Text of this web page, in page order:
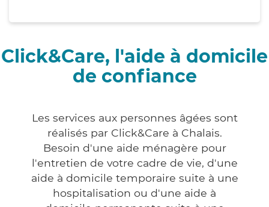
Click&Care, l'aide à domicile
de confiance
Les services aux personnes âgées sont
réalisés par Click&Care à Chalais.
Besoin d'une aide ménagère pour
l'entretien de votre cadre de vie, d'une
aide à domicile temporaire suite à une
hospitalisation ou d'une aide à